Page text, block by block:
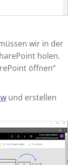
wir in der
holen.
öffnen“
und erstellen